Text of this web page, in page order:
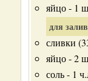
яйцо - 1
для
сливки
яйцо - 2
соль - 1